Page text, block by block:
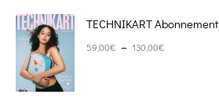
TECHNIKART Abonnement
59,00€ – 130,00€